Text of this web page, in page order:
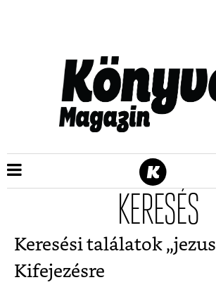
KERESÉS
Keresési találatok „jezus
Kifejezésre